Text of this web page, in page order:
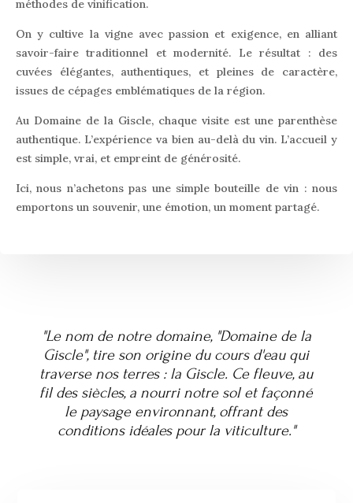
méthodes de vinification.
On y cultive la vigne avec passion et exigence, en alliant
savoir-faire traditionnel et modernité. Le résultat : des
cuvées élégantes, authentiques, et pleines de caractère,
issues de cépages emblématiques de la région.
Au Domaine de la Giscle, chaque visite est une parenthèse
authentique. L’expérience va bien au-delà du vin. L’accueil y
est simple, vrai, et empreint de générosité.
Ici, nous n’achetons pas une simple bouteille de vin : nous
emportons un souvenir, une émotion, un moment partagé.
"Le nom de notre domaine, "Domaine de la
Giscle", tire son origine du cours d'eau qui
traverse nos terres : la Giscle. Ce fleuve, au
fil des siècles, a nourri notre sol et façonné
le paysage environnant, offrant des
conditions idéales pour la viticulture."